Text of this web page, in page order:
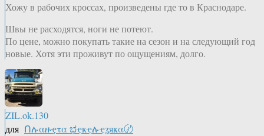
Хожу в рабочих кроссах, произведены где то в Краснодаре.
Швы не расходятся, ноги не потеют.
По цене, можно покупать такие на сезон и на следующий год
новые. Хотя эти проживут по ощущениям, долго.
ZIL.ok.130
для Ոሉαዙҿτα ಭҿҝҿሉҿʓяҝα〄